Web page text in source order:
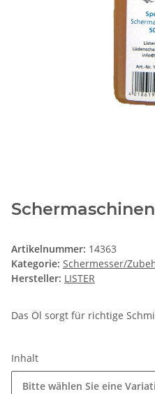
Artikelnummer: 14363
Kategorie: Schermesser/
Hersteller: LISTER
Das Öl sorgt für richtige
Inhalt
Bitte wählen Sie eine